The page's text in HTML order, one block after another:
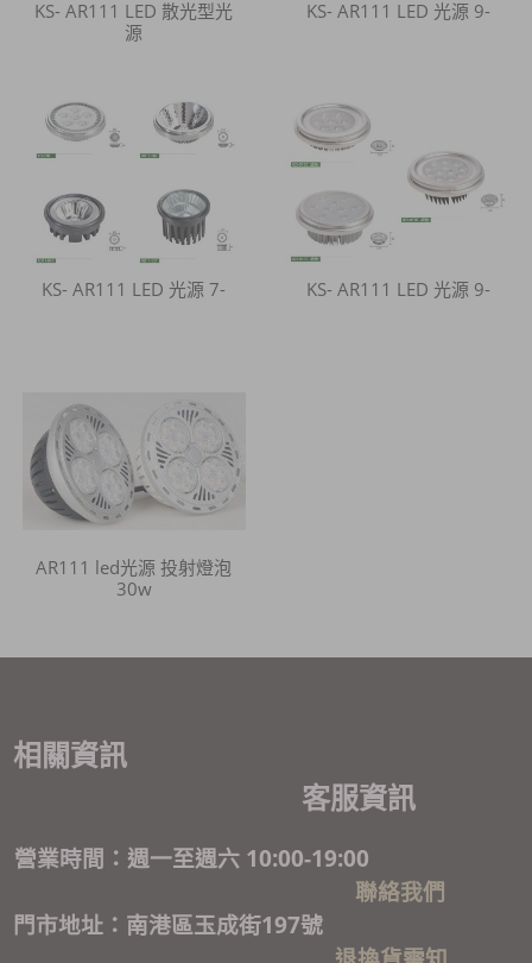
KS- AR111 LED 散光型光
源
KS- AR111 LED 光源 9-
KS- AR111 LED 光源 7- KS- AR111 LED 光源 9-
AR111 led光源 投射燈泡
30w
相關資訊
客服資訊
營業時間：週一至週六 10:00-19:00
聯絡我們
門市地址：南港區玉成街197號